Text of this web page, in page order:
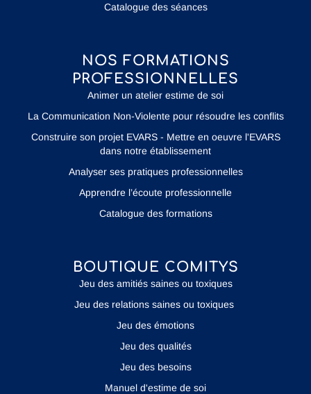
Catalogue des séances
NOS FORMATIONS
PROFESSIONNELLES
Animer un atelier estime de soi
La Communication Non-Violente pour résoudre les conflits
Construire son projet EVARS - Mettre en oeuvre l'EVARS
dans notre établissement
Analyser ses pratiques professionnelles
Apprendre l’écoute professionnelle
Catalogue des formations
BOUTIQUE COMITYS
Jeu des amitiés saines ou toxiques
Jeu des relations saines ou toxiques
Jeu des émotions
Jeu des qualités
Jeu des besoins
Manuel d'estime de soi